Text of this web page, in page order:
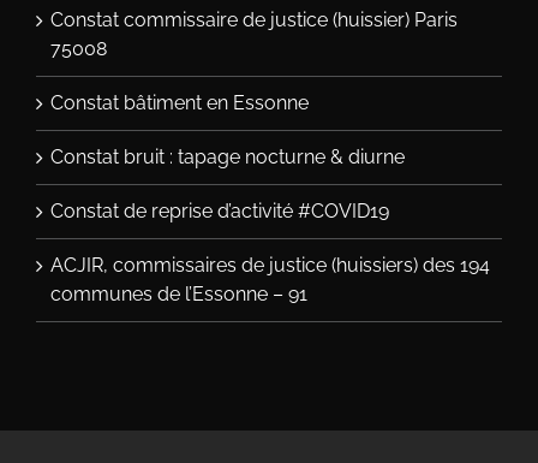
Constat commissaire de justice (huissier) Paris
75008
Constat bâtiment en Essonne
Constat bruit : tapage nocturne & diurne
Constat de reprise d’activité #COVID19
ACJIR, commissaires de justice (huissiers) des 194
communes de l’Essonne – 91